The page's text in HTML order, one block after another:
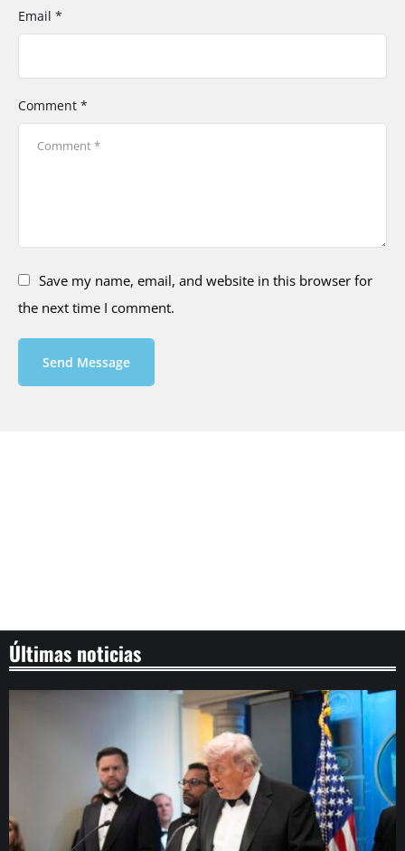
Comment *
Email *
Save my name, email, and website in this browser for
the next time I comment.
Send Message
Últimas noticias